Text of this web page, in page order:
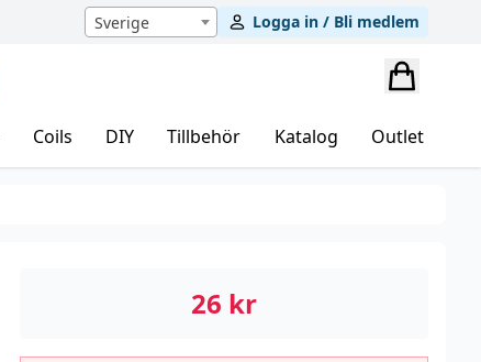
Sverige Logga in / Bli medlem
Coils DIY Tillbehör Katalog Outlet
26 kr